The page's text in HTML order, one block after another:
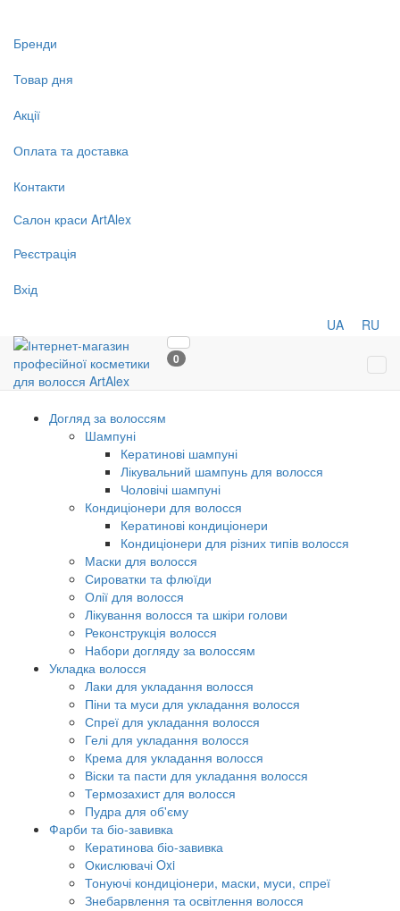
Бренди
Товар дня
Акції
Оплата та доставка
Контакти
Салон краси ArtAlex
Реєстрація
Вхід
UA RU
0
Догляд за волоссям
Шампуні
Кератинові шампуні
Лікувальний шампунь для волосся
Чоловічі шампуні
Кондиціонери для волосся
Кератинові кондиціонери
Кондиціонери для різних типів волосся
Маски для волосся
Сироватки та флюїди
Олії для волосся
Лікування волосся та шкіри голови
Реконструкція волосся
Набори догляду за волоссям
Укладка волосся
Лаки для укладання волосся
Піни та муси для укладання волосся
Спреї для укладання волосся
Гелі для укладання волосся
Крема для укладання волосся
Віски та пасти для укладання волосся
Термозахист для волосся
Пудра для об'єму
Фарби та біо-завивка
Кератинова біо-завивка
Окислювачі Oxi
Тонуючі кондиціонери, маски, муси, спреї
Знебарвлення та освітлення волосся